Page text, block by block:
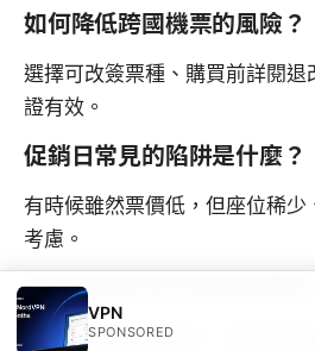
如何降低跨國機票的風險？
選擇可改簽票種、購買前詳閱
證有效。
促銷日常見的陷阱是什麼？
有時候雖然票價低，但座位稀
考慮。
是否值得等特定優惠再購票？
若你能承受日期靈活，等特定
VPN
SPONSORED